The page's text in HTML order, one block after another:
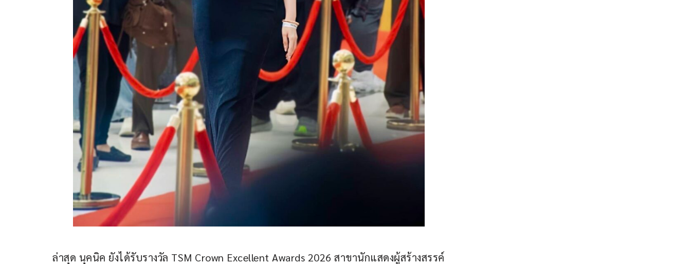
ล่าสุด นุคนิค ยังได้รับรางวัล TSM Crown Excellent Awards 2026 สาขานักแสดงผู้สร้างสรรค์